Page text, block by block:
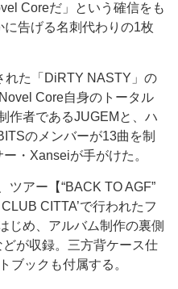
Coreだ」という確信をも
に告げる名刺代わりの1枚
た「DiRTY NASTY」の
Core自身のトータル
作者であるJUGEMと、ハ
のメンバーが13曲を制
・Xanseiが手がけた。
アー【“BACK TO AGF”
CITTA’で行われたフ
じめ、アルバム制作の裏側
が収録。三方背ケース仕
ブックも付属する。